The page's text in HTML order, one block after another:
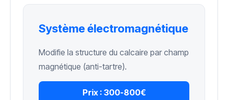
Système électromagnétique
Modifie la structure du calcaire par champ
magnétique (anti-tartre).
Prix : 300-800€